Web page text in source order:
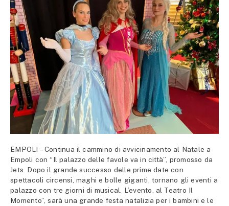
EMPOLI – Continua il cammino di avvicinamento al Natale a
Empoli con “Il palazzo delle favole va in città”, promosso da
Jets. Dopo il grande successo delle prime date con
spettacoli circensi, maghi e bolle giganti, tornano gli eventi a
palazzo con tre giorni di musical. L’evento, al Teatro Il
Momento”, sarà una grande festa natalizia per i bambini e le